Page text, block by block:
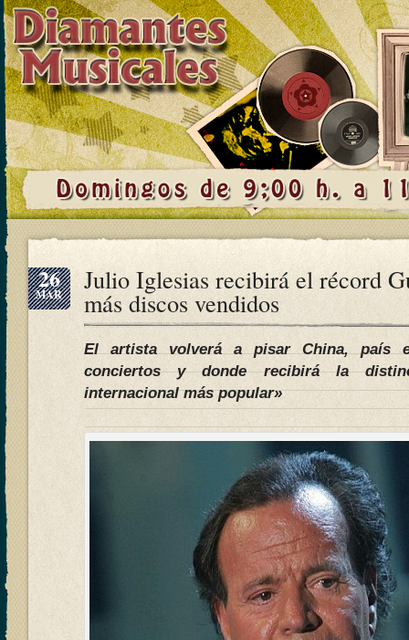
26
MAR Julio Iglesias recibirá el récord
más discos vendidos
El artista volverá a pisar China, país
conciertos y donde recibirá la
internacional más popular»